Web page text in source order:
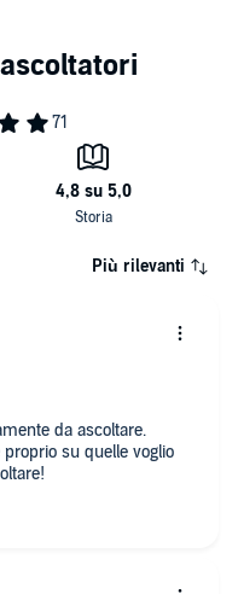
Più rilevanti
da ascoltare.
su quelle voglio